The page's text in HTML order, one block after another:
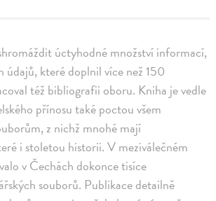
úctyhodné množství informací,
údajů, které doplnil více než 150
též bibliografii oboru. Kniha je vedle
přínosu také poctou všem
z nichž mnohé mají
i stoletou historii. V meziválečném
v Čechách dokonce tisíce
souborů. Publikace detailně